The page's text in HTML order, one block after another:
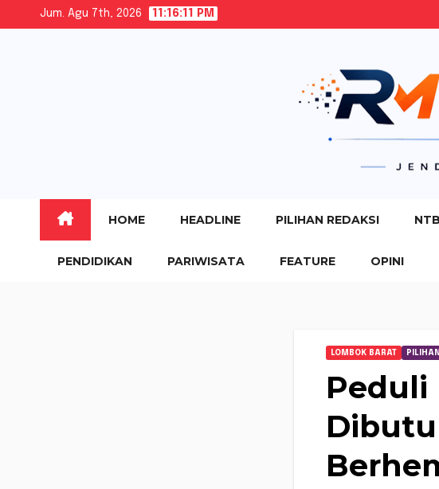
Jum. Agu 7th, 2026 11:16:12 PM
HOME HEADLINE PILIHAN REDAKSI NTB
PENDIDIKAN PARIWISATA FEATURE OPINI
LOMBOK BARAT
Peduli